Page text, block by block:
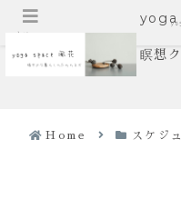
yoga
瞑想
Home スケジ
メニュー